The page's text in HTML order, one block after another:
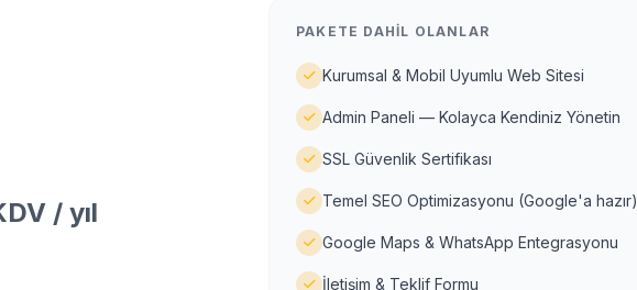
/ yıl
PAKETE DAHIL OLANLAR
Kurumsal & Mobil Uyumlu Web Sitesi
Admin Paneli — Kolayca Kendiniz Yönetin
SSL Güvenlik Sertifikası
Temel SEO Optimizasyonu (Google'a hazır)
Google Maps & WhatsApp Entegrasyonu
İletişim & Teklif Formu